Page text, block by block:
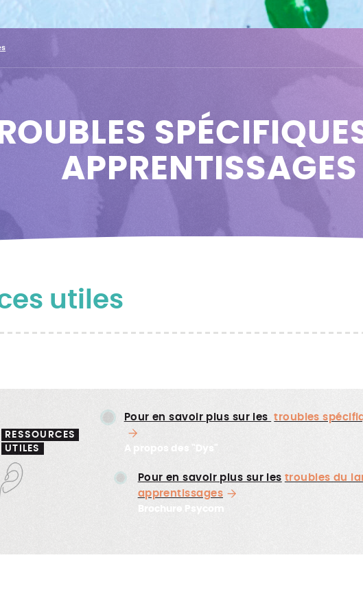
APPRENTISSAGES
utiles
RESSOURCES
UTILES
Pour en savoir plus sur les troubles
A propos des "Dys"
Pour en savoir plus sur les troubles du
apprentissages
Brochure Psycom